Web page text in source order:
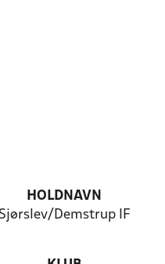
HOLDNAVN
Sjørslev/Demstrup IF